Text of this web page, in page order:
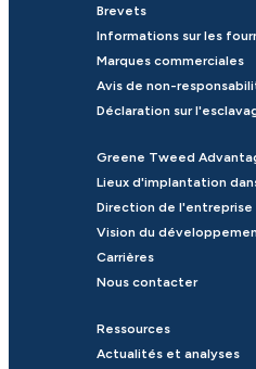
Brevets
Informations sur les
Marques commerciales
Avis de non-
Déclaration sur
Greene Tweed
Lieux d'implantation
Direction de l'entreprise
Vision du
Carrières
Nous contacter
Ressources
Actualités et analyses